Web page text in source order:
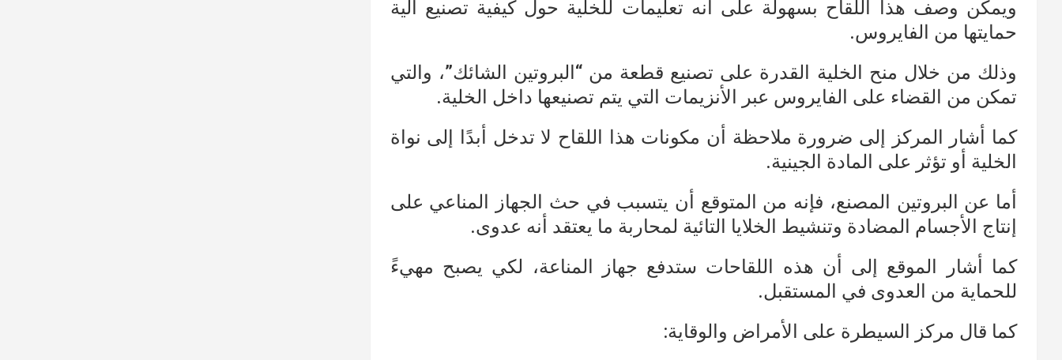
ويمكن وصف هذا اللقاح بسهولة على أنه تعليمات للخلية حول كيفية تصنيع آلية
حمايتها من الفايروس.
وذلك من خلال منح الخلية القدرة على تصنيع قطعة من “البروتين الشائك”، والتي
تمكن من القضاء على الفايروس عبر الأنزيمات التي يتم تصنيعها داخل الخلية.
كما أشار المركز إلى ضرورة ملاحظة أن مكونات هذا اللقاح لا تدخل أبدًا إلى نواة
الخلية أو تؤثر على المادة الجينية.
أما عن البروتين المصنع، فإنه من المتوقع أن يتسبب في حث الجهاز المناعي على
إنتاج الأجسام المضادة وتنشيط الخلايا التائية لمحاربة ما يعتقد أنه عدوى.
كما أشار الموقع إلى أن هذه اللقاحات ستدفع جهاز المناعة، لكي يصبح مهيءً
للحماية من العدوى في المستقبل.
كما قال مركز السيطرة على الأمراض والوقاية: